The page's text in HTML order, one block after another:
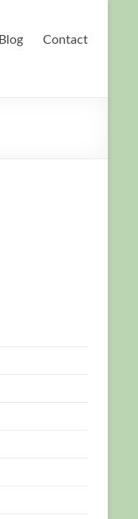
Blog Contact